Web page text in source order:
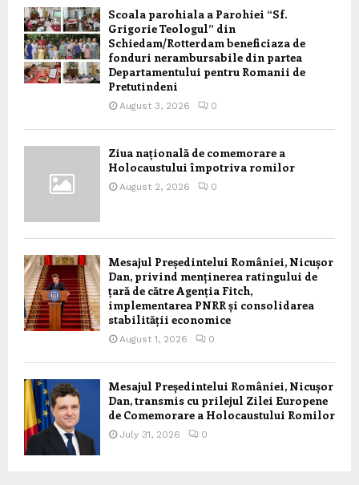
Scoala parohiala a Parohiei “Sf.
Grigorie Teologul” din
Schiedam/Rotterdam beneficiaza de
fonduri nerambursabile din partea
Departamentului pentru Romanii de
Pretutindeni
August 3, 2026 0
Ziua națională de comemorare a
Holocaustului împotriva romilor
August 2, 2026 0
Mesajul Președintelui României, Nicușor
Dan, privind menținerea ratingului de
țară de către Agenția Fitch,
implementarea PNRR și consolidarea
stabilității economice
August 1, 2026 0
Mesajul Președintelui României, Nicușor
Dan, transmis cu prilejul Zilei Europene
de Comemorare a Holocaustului Romilor
July 31, 2026 0